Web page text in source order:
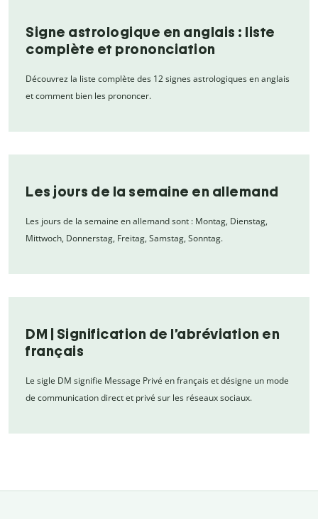
Signe astrologique en anglais : liste
complète et prononciation
Découvrez la liste complète des 12 signes astrologiques en anglais
et comment bien les prononcer.
Les jours de la semaine en allemand
Les jours de la semaine en allemand sont : Montag, Dienstag,
Mittwoch, Donnerstag, Freitag, Samstag, Sonntag.
DM | Signification de l’abréviation en
français
Le sigle DM signifie Message Privé en français et désigne un mode
de communication direct et privé sur les réseaux sociaux.